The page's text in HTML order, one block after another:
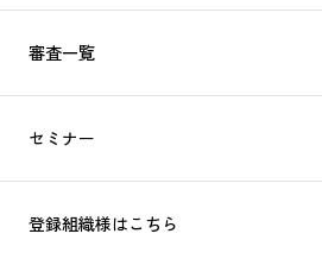
審査一覧
セミナー
登録組織様はこちら